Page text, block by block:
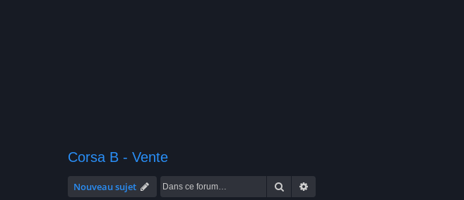
Corsa B - Vente
Nouveau sujet Rechercher